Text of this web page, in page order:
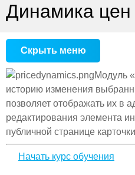
Динамика цен
Скрыть меню
Модуль
историю изменения
позволяет отображать их в
редактирования элемента
публичной странице
Начать курс обучения